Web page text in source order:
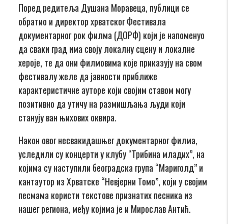
Поред редитеља Душана Моравеца, публици се
обратио и директор хрватског Фестивала
документарног рок филма (ДОРФ) који је напоменуо
да сваки град има своју локалну сцену и локалне
хероје, те да они филмовима које приказују на свом
фестивалу желе да јавности приближе
карактеристичне ауторе који својим ставом могу
позитивно да утичу на размишљања људи који
станују ван њихових оквира.
Након овог несвакидашњег документарног филма,
уследили су концерти у клубу “Трибина младих”, на
којима су наступили београдска група “Мариголд” и
кантаутор из Хрватске “Невјерни Томо”, који у својим
песмама користи текстове признатих песника из
нашег региона, међу којима је и Мирослав Антић.